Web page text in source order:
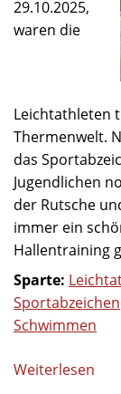
29.10.2025,
waren die
Leichtathleten
Thermenwelt.
das
Jugendlichen
der Rutsche
immer ein
Hallentraining
Sparte:
Sportabzeichen
Schwimmen
Weiterlesen